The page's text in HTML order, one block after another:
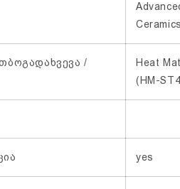
/
Heat
(HM-
yes